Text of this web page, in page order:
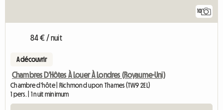
10
84 € / nuit
A découvrir
Chambres D'Hôtes À Louer À Londres (Royaume-Uni)
Chambre d'hôte | Richmond upon Thames (TW9 2EL)
1 pers. | 1 nuit minimum